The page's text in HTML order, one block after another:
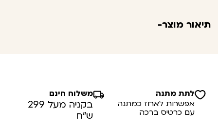
תיאור מוצר-
לתת מתנה
אפשרות לארוז כמתנה
עם כרטיס ברכה
משלוח חינם
בקניה מעל 299
ש”ח